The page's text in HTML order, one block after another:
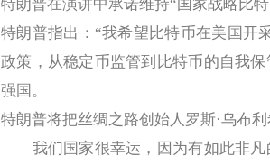
特朗普在演讲中承诺维持“国家战略比
特朗普指出：“我希望比特币在美国开
政策，从稳定币监管到比特币的自我
强国。
特朗普将把丝绸之路创始人罗斯·乌布
我们国家很幸运，因为有如此非凡